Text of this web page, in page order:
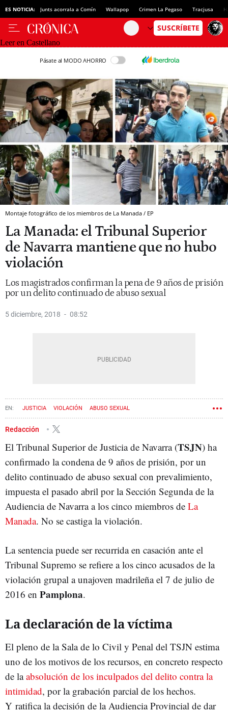
ES NOTICIA: Junts acorrala a Comín Wallapop Crimen La Pegaso Tracjusa
Leer en Castellano
Pásate al MODO AHORRO
Montaje fotográfico de los miembros de La Manada / EP
La Manada: el Tribunal Superior
de Navarra mantiene que no hubo
violación
Los magistrados confirman la pena de 9 años de prisión
por un delito continuado de abuso sexual
5 diciembre, 2018 08:52
JUSTICIA VIOLACIÓN ABUSO SEXUAL
Redacción
El Tribunal Superior de Justicia de Navarra (TSJN) ha
confirmado la condena de 9 años de prisión, por un
delito continuado de abuso sexual con prevalimiento,
impuesta el pasado abril por la Sección Segunda de la
Audiencia de Navarra a los cinco miembros de La
Manada. No se castiga la violación.
La sentencia puede ser recurrida en casación ante el
Tribunal Supremo se refiere a los cinco acusados de la
violación grupal a unajoven madrileña el 7 de julio de
2016 en Pamplona.
La declaración de la víctima
El pleno de la Sala de lo Civil y Penal del TSJN estima
uno de los motivos de los recursos, en concreto respecto
de laabsolución de los inculpados del delito contra la
intimidad, por la grabación parcial de los hechos.
Y ratifica la decisión de la Audiencia Provincial de dar